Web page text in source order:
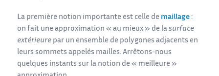
La première notion importante est celle de maillage :
on fait une approximation « au mieux » de la surface
extérieure par un ensemble de polygones adjacents en
leurs sommets appelés mailles. Arrêtons-nous
quelques instants sur la notion de « meilleure »